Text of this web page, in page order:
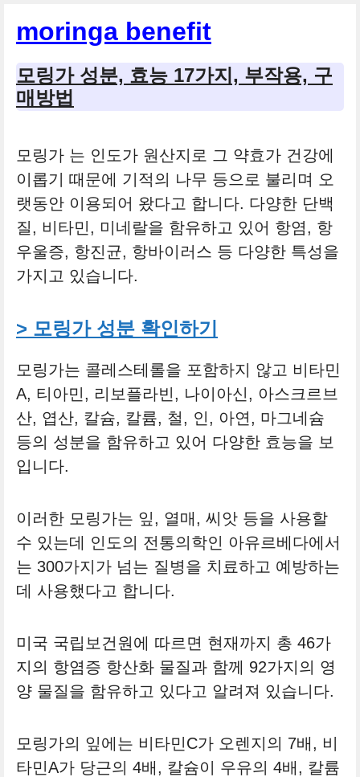
텐
로
건
뛰
기
moringa benefit
모링가 성분, 효능 17가지, 부작용, 구
매방법
모링가 는 인도가 원산지로 그 약효가 건강에
이롭기 때문에 기적의 나무 등으로 불리며 오
랫동안 이용되어 왔다고 합니다. 다양한 단백
질, 비타민, 미네랄을 함유하고 있어 항염, 항
우울증, 항진균, 항바이러스 등 다양한 특성을
가지고 있습니다.
> 모링가 성분 확인하기
모링가는 콜레스테롤을 포함하지 않고 비타민
A, 티아민, 리보플라빈, 나이아신, 아스크르브
산, 엽산, 칼슘, 칼륨, 철, 인, 아연, 마그네슘
등의 성분을 함유하고 있어 다양한 효능을 보
입니다.
이러한 모링가는 잎, 열매, 씨앗 등을 사용할
수 있는데 인도의 전통의학인 아유르베다에서
는 300가지가 넘는 질병을 치료하고 예방하는
데 사용했다고 합니다.
미국 국립보건원에 따르면 현재까지 총 46가
지의 항염증 항산화 물질과 함께 92가지의 영
양 물질을 함유하고 있다고 알려져 있습니다.
모링가의 잎에는 비타민C가 오렌지의 7배, 비
타민A가 당근의 4배, 칼슘이 우유의 4배, 칼륨